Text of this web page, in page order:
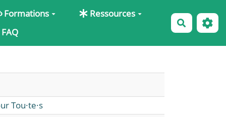
Formations
Ressources
FAQ
Tou·te·s